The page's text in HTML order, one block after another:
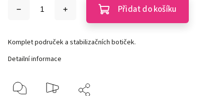
Přidat do košíku
Komplet područek a stabilizačních botiček.
Detailní informace